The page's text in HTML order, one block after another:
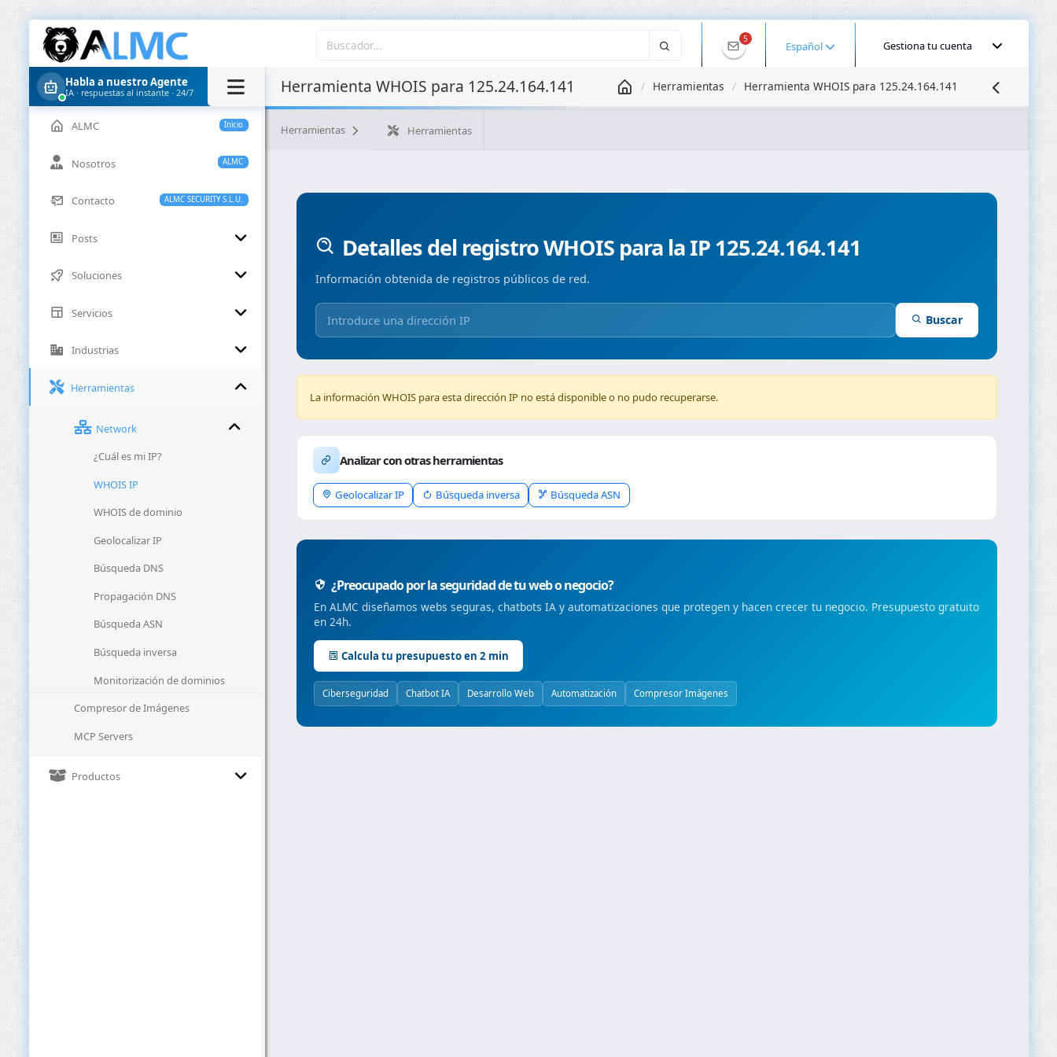
5
Español Gestiona tu cuenta
Habla a nuestro Agente
IA · respuestas al instante · 24/7
Inicio
ALMC
ALMC
Nosotros
ALMC SECURITY S.L.U.
Contacto
Posts
Soluciones
Servicios
Industrias
Herramientas
Network
¿Cuál es mi IP?
WHOIS IP
WHOIS de dominio
Geolocalizar IP
Búsqueda DNS
Propagación DNS
Búsqueda ASN
Búsqueda inversa
Monitorización de dominios
Compresor de Imágenes
MCP Servers
Productos
Herramienta WHOIS para 125.24.164.141 Herramientas Herramienta WHOIS para 125.24.164.141
Herramientas Herramientas
Detalles del registro WHOIS para la IP 125.24.164.141
Información obtenida de registros públicos de red.
Buscar
La información WHOIS para esta dirección IP no está disponible o no pudo recuperarse.
Analizar con otras herramientas
Geolocalizar IP Búsqueda inversa Búsqueda ASN
¿Preocupado por la seguridad de tu web o negocio?
En ALMC diseñamos webs seguras, chatbots IA y automatizaciones que protegen y hacen crecer tu negocio. Presupuesto gratuito
en 24h.
Calcula tu presupuesto en 2 min
Ciberseguridad Chatbot IA Desarrollo Web Automatización Compresor Imágenes